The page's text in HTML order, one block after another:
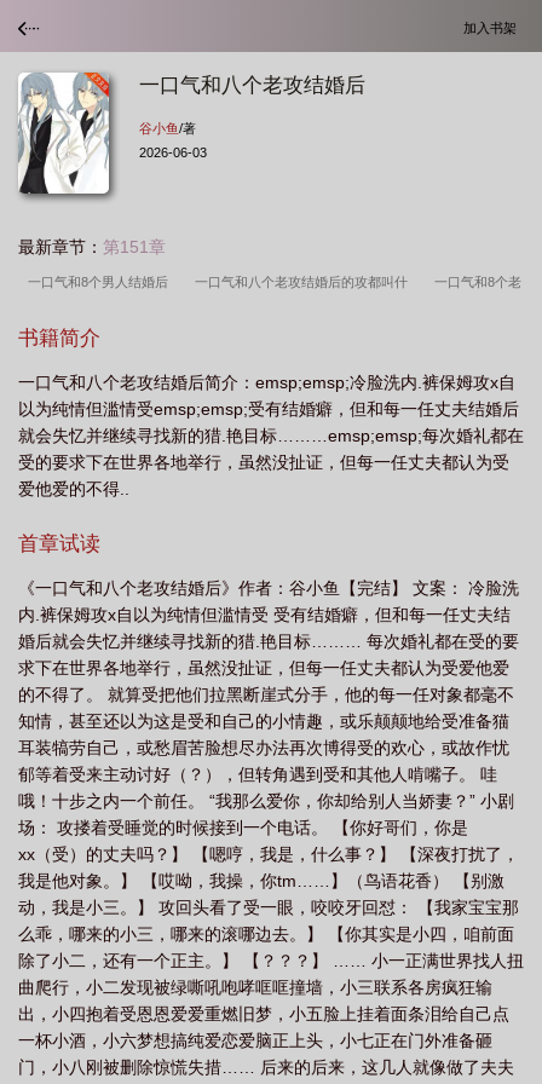
加入书架
一口气和八个老攻结婚后
谷小鱼/著
2026-06-03
最新章节： 第151章
一口气和8个男人结婚后 一口气和八个老攻结婚后的攻都叫什 一口气和8个老
线阅读 一口气和八个老攻结婚后百度
老攻结婚后完结 一口气和八个老攻结婚后txt 一口气和八个老攻结婚后by谷小
鱼 一口气和八个老攻结婚后解说 一口气和八个老攻结婚后by谷小鱼百
度 一口气八个老攻婚后攻名 一口气和八个老攻结婚后免费 一口气和八个老
攻结婚后免费阅读
书籍简介
一口气和八个老攻结婚后简介：emsp;emsp;冷脸洗内.裤保姆攻x自
以为纯情但滥情受emsp;emsp;受有结婚癖，但和每一任丈夫结婚后
就会失忆并继续寻找新的猎.艳目标………emsp;emsp;每次婚礼都在
受的要求下在世界各地举行，虽然没扯证，但每一任丈夫都认为受
爱他爱的不得..
首章试读
《一口气和八个老攻结婚后》作者：谷小鱼【完结】 文案： 冷脸洗
内.裤保姆攻x自以为纯情但滥情受 受有结婚癖，但和每一任丈夫结
婚后就会失忆并继续寻找新的猎.艳目标……… 每次婚礼都在受的要
求下在世界各地举行，虽然没扯证，但每一任丈夫都认为受爱他爱
的不得了。 就算受把他们拉黑断崖式分手，他的每一任对象都毫不
知情，甚至还以为这是受和自己的小情趣，或乐颠颠地给受准备猫
耳装犒劳自己，或愁眉苦脸想尽办法再次博得受的欢心，或故作忧
郁等着受来主动讨好（？），但转角遇到受和其他人啃嘴子。 哇
哦！十步之内一个前任。 “我那么爱你，你却给别人当娇妻？” 小剧
场： 攻搂着受睡觉的时候接到一个电话。 【你好哥们，你是
xx（受）的丈夫吗？】 【嗯哼，我是，什么事？】 【深夜打扰了，
我是他对象。】 【哎呦，我操，你tm……】（鸟语花香） 【别激
动，我是小三。】 攻回头看了受一眼，咬咬牙回怼： 【我家宝宝那
么乖，哪来的小三，哪来的滚哪边去。】 【你其实是小四，咱前面
除了小二，还有一个正主。】 【？？？】 …… 小一正满世界找人扭
曲爬行，小二发现被绿嘶吼咆哮哐哐撞墙，小三联系各房疯狂输
出，小四抱着受恩恩爱爱重燃旧梦，小五脸上挂着面条泪给自己点
一杯小酒，小六梦想搞纯爱恋爱脑正上头，小七正在门外准备砸
门，小八刚被删除惊慌失措…… 后来的后来，这几人就像做了夫夫